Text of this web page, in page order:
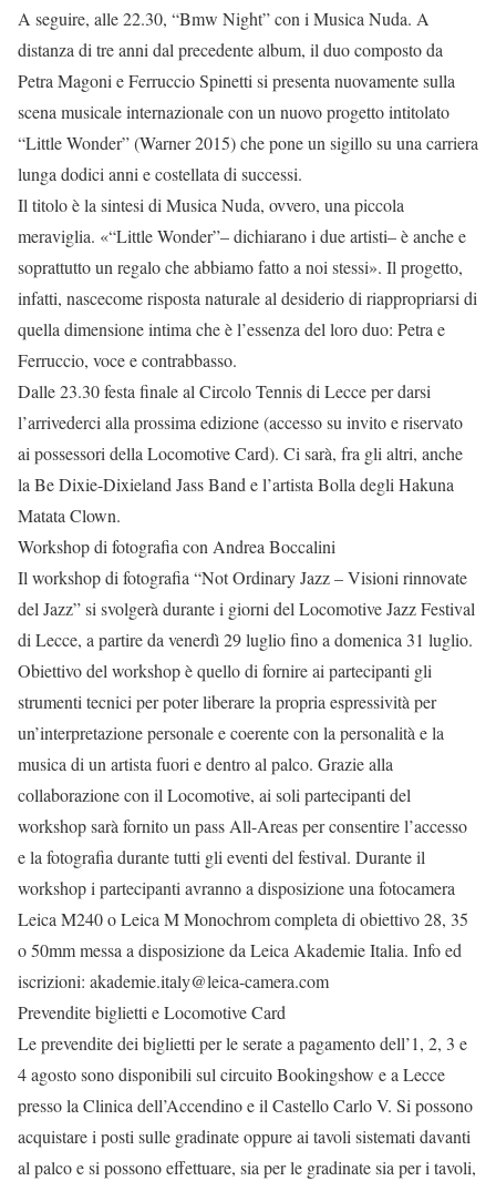
A seguire, alle 22.30, “Bmw Night” con i Musica Nuda. A
distanza di tre anni dal precedente album, il duo composto da
Petra Magoni e Ferruccio Spinetti si presenta nuovamente sulla
scena musicale internazionale con un nuovo progetto intitolato
“Little Wonder” (Warner 2015) che pone un sigillo su una carriera
lunga dodici anni e costellata di successi.
Il titolo è la sintesi di Musica Nuda, ovvero, una piccola
meraviglia. «“Little Wonder”– dichiarano i due artisti– è anche e
soprattutto un regalo che abbiamo fatto a noi stessi». Il progetto,
infatti, nascecome risposta naturale al desiderio di riappropriarsi di
quella dimensione intima che è l’essenza del loro duo: Petra e
Ferruccio, voce e contrabbasso.
Dalle 23.30 festa finale al Circolo Tennis di Lecce per darsi
l’arrivederci alla prossima edizione (accesso su invito e riservato
ai possessori della Locomotive Card). Ci sarà, fra gli altri, anche
la Be Dixie-Dixieland Jass Band e l’artista Bolla degli Hakuna
Matata Clown.
Workshop di fotografia con Andrea Boccalini
Il workshop di fotografia “Not Ordinary Jazz – Visioni rinnovate
del Jazz” si svolgerà durante i giorni del Locomotive Jazz Festival
di Lecce, a partire da venerdì 29 luglio fino a domenica 31 luglio.
Obiettivo del workshop è quello di fornire ai partecipanti gli
strumenti tecnici per poter liberare la propria espressività per
un’interpretazione personale e coerente con la personalità e la
musica di un artista fuori e dentro al palco. Grazie alla
collaborazione con il Locomotive, ai soli partecipanti del
workshop sarà fornito un pass All-Areas per consentire l’accesso
e la fotografia durante tutti gli eventi del festival. Durante il
workshop i partecipanti avranno a disposizione una fotocamera
Leica M240 o Leica M Monochrom completa di obiettivo 28, 35
o 50mm messa a disposizione da Leica Akademie Italia. Info ed
iscrizioni: akademie.italy@leica-camera.com
Prevendite biglietti e Locomotive Card
Le prevendite dei biglietti per le serate a pagamento dell’1, 2, 3 e
4 agosto sono disponibili sul circuito Bookingshow e a Lecce
presso la Clinica dell’Accendino e il Castello Carlo V. Si possono
acquistare i posti sulle gradinate oppure ai tavoli sistemati davanti
al palco e si possono effettuare, sia per le gradinate sia per i tavoli,